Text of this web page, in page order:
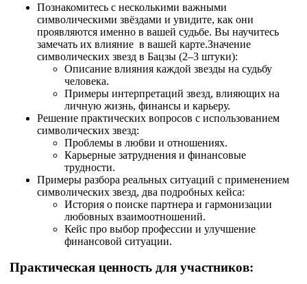
Познакомитесь с несколькими важными
символическими звёздами и увидите, как они
проявляются именно в вашей судьбе. Вы научитесь
замечать их влияние в вашей карте.​Значение
символических звезд в Бацзы (2–3 штуки):
Описание влияния каждой звезды на судьбу
человека.
Примеры интерпретаций звезд, влияющих на
личную жизнь, финансы и карьеру.
Решение практических вопросов с использованием
символических звезд:
Проблемы в любви и отношениях.
Карьерные затруднения и финансовые
трудности.
Примеры разбора реальных ситуаций с применением
символических звезд, два подробных кейса:
История о поиске партнера и гармонизации
любовных взаимоотношений.
Кейс про выбор профессии и улучшение
финансовой ситуации.
Практическая ценность для участников: